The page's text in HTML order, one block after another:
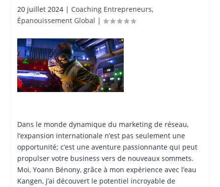
20 juillet 2024| Coaching Entrepreneurs,
Épanouissement Global |
Dans le monde dynamique du marketing de réseau,
l’expansion internationale n’est pas seulement une
opportunité; c’est une aventure passionnante qui peut
propulser votre business vers de nouveaux sommets.
Moi, Yoann Bénony, grâce à mon expérience avec l’eau
Kangen, j’ai découvert le potentiel incroyable de